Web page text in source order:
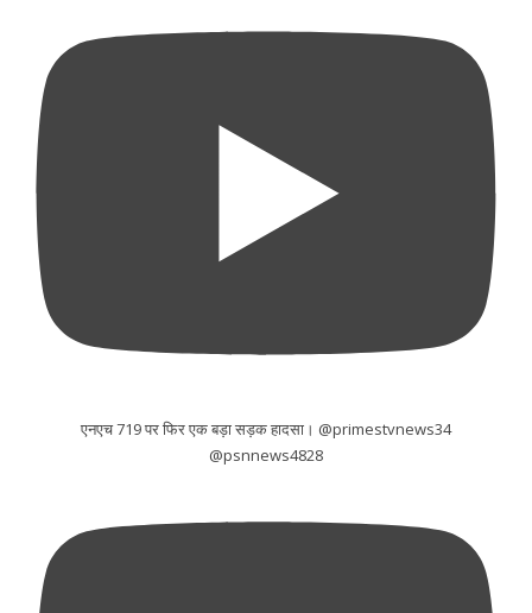
एनएच 719 पर फिर एक बड़ा सड़क हादसा। @primestvnews34
@psnnews4828